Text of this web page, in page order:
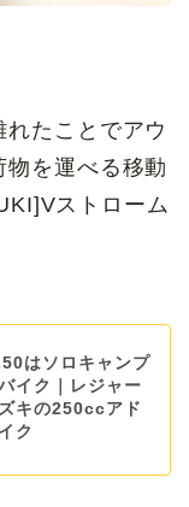
たことでアウ
物を運べる移動
ストローム
はソロキャンプ
イク｜レジャー
キの250ccアド
ク